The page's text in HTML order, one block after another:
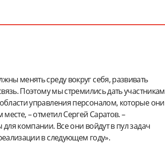
менять среду вокруг себя, развивать
Поэтому мы стремились дать участникам
управления персоналом, которые они
– отметил Сергей Саратов. –
компании. Все они войдут в пул задач
в следующем году».